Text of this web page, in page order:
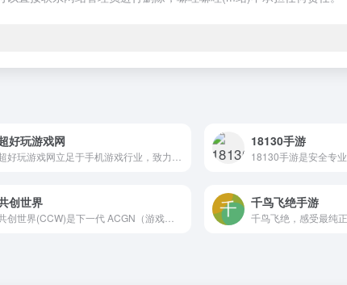
好玩游戏网 18130手游
创世界 千鸟飞绝手游